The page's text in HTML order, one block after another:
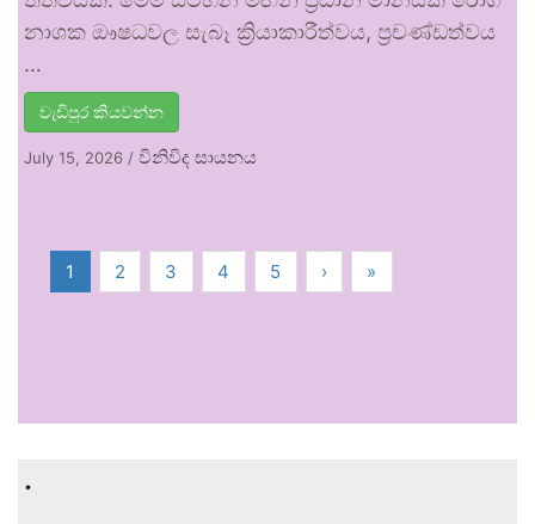
නාශක ඖෂධවල සැබෑ ක්‍රියාකාරීත්වය, ප්‍රචණ්ඩත්වය
…
වැඩිපුර කියවන්න
July 15, 2026 / විනිවිද සායනය
1 2 3 4 5 › »
.